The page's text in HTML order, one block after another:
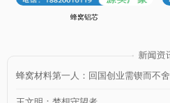
蜂窝铝芯
蜂窝材料第一人：回国创业需锲而不